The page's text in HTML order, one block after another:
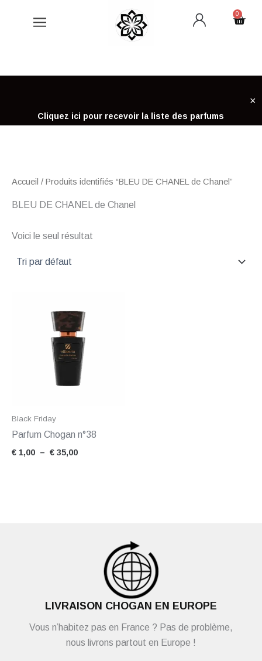
0
Cart
Cliquez ici pour recevoir la liste des parfums
×
Accueil / Produits identifiés “BLEU DE CHANEL de Chanel”
BLEU DE CHANEL de Chanel
Voici le seul résultat
Black Friday
Parfum Chogan n°38
€ 1,00 – € 35,00
prix :
€ 1,00
à
€ 35,00
LIVRAISON CHOGAN EN EUROPE
Vous n’habitez pas en France ? Pas de problème,
nous livrons partout en Europe !